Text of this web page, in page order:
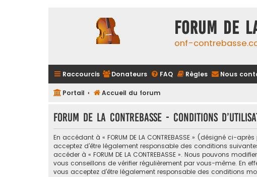
FORUM DE
onf-
Raccourcis Donateurs FAQ Règles Nous
Portail Accueil du forum
FORUM DE LA CONTREBASSE - Conditions
En accédant à « FORUM DE LA CONTREBASSE » (désigné ci-
acceptez d’être légalement responsable des conditions
accéder à « FORUM DE LA CONTREBASSE ». Nous pouvons
vous conseillons de vérifier régulièrement par vous-même. En
vous acceptez d’être légalement responsable des conditions